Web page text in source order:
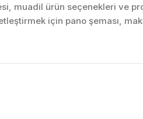
muadil ürün seçenekleri ve
için pano şeması,